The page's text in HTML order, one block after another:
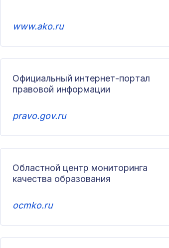
www.ako.ru
Официальный интернет-портал
правовой информации
pravo.gov.ru
Областной центр мониторинга
качества образования
ocmko.ru